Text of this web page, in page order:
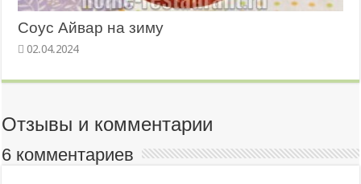
Соус Айвар на зиму
02.04.2024
Отзывы и комментарии
6 комментариев